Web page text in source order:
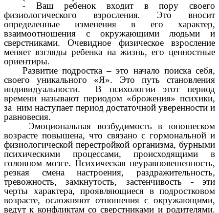
- Ваш ребенок входит в пору своего
физиологического взросления. Это вносит
определенные изменения в его характер,
взаимоотношения с окружающими людьми и
сверстниками. Очевидное физическое взросление
меняет взгляды ребенка на жизнь, его ценностные
ориентиры.
Развитие подростка – это начало поиска себя,
своего уникального «Я». Это путь становления
индивидуальности. В психологии этот период
времени называют периодом «брожения» психики,
за ним наступает период достаточной уверенности и
равновесия.
Эмоциональная возбудимость в юношеском
возрасте повышена, что связано с гормональной и
физиологической перестройкой организма, бурными
психическими процессами, происходящими в
головном мозге. Психическая неуравновешенность,
резкая смена настроения, раздражительность,
тревожность, замкнутость, застенчивость - эти
черты характера, проявляющиеся в подростковом
возрасте, осложняют отношения с окружающими,
ведут к конфликтам со сверстниками и родителями.